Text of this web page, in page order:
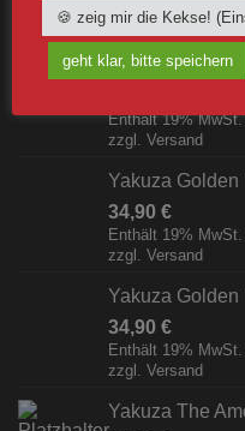
Bundeswehr-
Enthält 19%
zzgl. Versand
Yakuza Golden
34,90 €
Enthält 19%
zzgl. Versand
Yakuza Golden
34,90 €
Enthält 19%
zzgl. Versand
Yakuza The
🍪 zeig mir die Kekse!
geht klar, bitte speichern